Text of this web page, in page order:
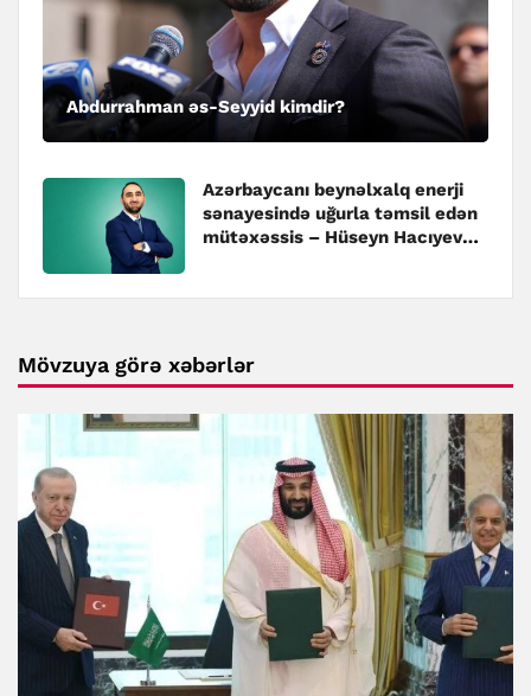
Abdurrahman əs-Seyyid kimdir?
Azərbaycanı beynəlxalq enerji
sənayesində uğurla təmsil edən
mütəxəssis – Hüseyn Hacıyev
Mövzuya görə xəbərlər